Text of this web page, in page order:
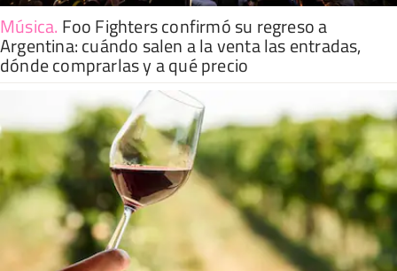
Música. Foo Fighters confirmó su regreso a
Argentina: cuándo salen a la venta las entradas,
dónde comprarlas y a qué precio